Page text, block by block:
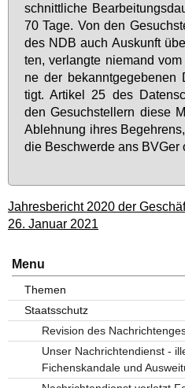
schnitt­li­che
70 Ta­ge. Von den
des NDB auch Aus­kunft
ten, ver­lang­te nie­mand
ne der
tigt. Ar­ti­kel 25 des
den Ge­such­stel­lern die­se
Ab­leh­nung ih­res
die Be­schwer­de ans BV­Ger
Jahresbericht 2020 der
26. Januar 2021
Menu
Themen
Staatsschutz
Revision des
Unser Nachrichtendienst -
Fichenskandale und